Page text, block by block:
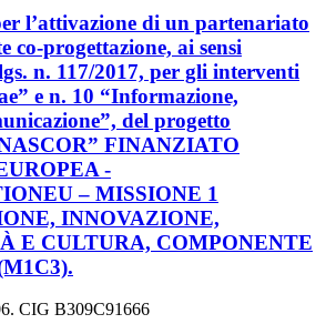
l’attivazione di un partenariato
co-progettazione, ai sensi
n. 117/2017, per gli interventi
e n. 10 “Informazione,
del progetto
FINANZIATO
-
– MISSIONE 1
INNOVAZIONE,
E CULTURA, COMPONENTE
CIG B309C91666